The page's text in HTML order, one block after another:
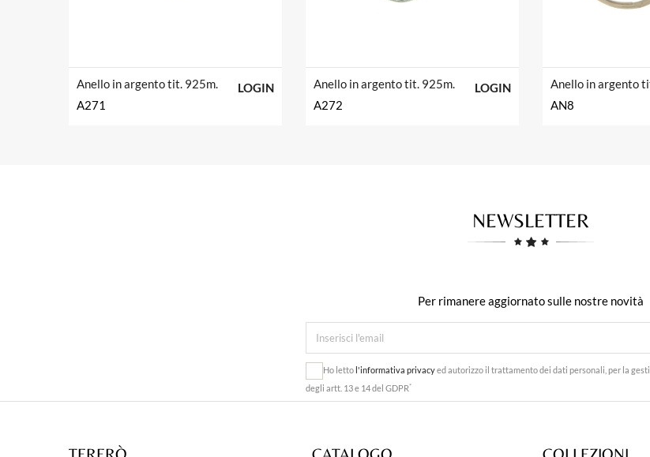
Anello in argento tit. 925m.
A271
LOGIN
Anello in argento tit. 925m.
A272
LOGIN
Anello in argento
AN8
NEWSLETTER
Per rimanere aggiornato sulle nostre novità
Ho letto l'informativa privacyed autorizzo il trattamento dei dati personali, per la
degli artt. 13 e 14 del GDPR*